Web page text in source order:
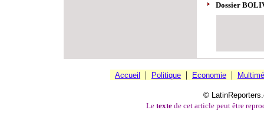
Dossier
Accueil | Politique | Economie |
©
Le texte de cet article peut être